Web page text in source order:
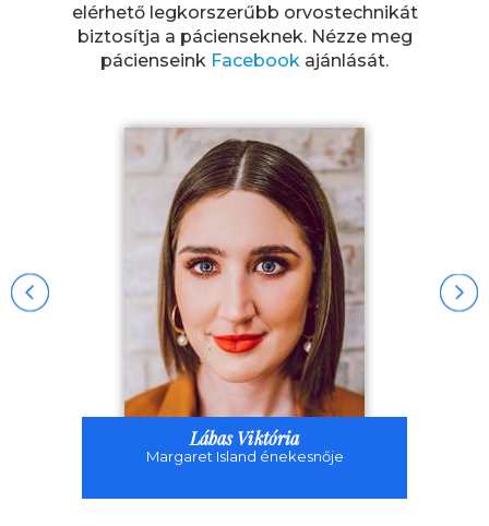
elérhető legkorszerűbb orvostechnikát
biztosítja a pácienseknek. Nézze meg
pácienseink Facebook ajánlását.
Lábas Viktória
Margaret Island énekesnője